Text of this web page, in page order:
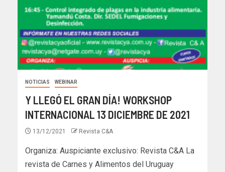
NOTICIAS WEBINAR
Y LLEGÓ EL GRAN DÍA! WORKSHOP
INTERNACIONAL 13 DICIEMBRE DE 2021
13/12/2021 Revista C&A
Organiza: Auspiciante exclusivo: Revista C&A La
revista de Carnes y Alimentos del Uruguay